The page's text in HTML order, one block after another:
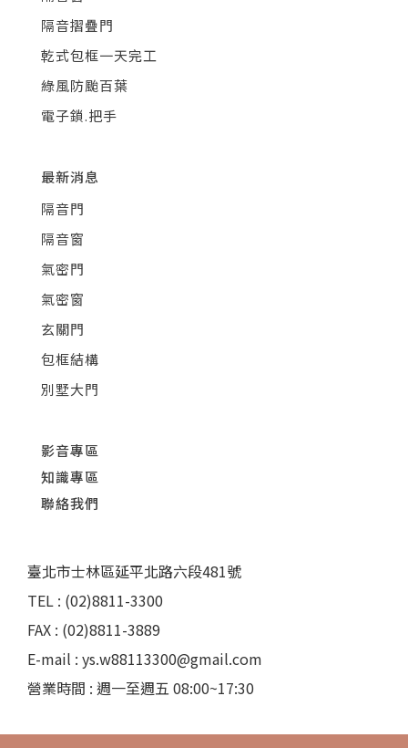
隔音摺疊門
乾式包框一天完工
綠風防颱百葉
電子鎖.把手
最新消息
隔音門
隔音窗
氣密門
氣密窗
玄關門
包框結構
別墅大門
影音專區
知識專區
聯絡我們
臺北市士林區延平北路六段481號
TEL : (02)8811-3300
FAX : (02)8811-3889
E-mail : ys.w88113300@gmail.com
營業時間 : 週一至週五 08:00~17:30